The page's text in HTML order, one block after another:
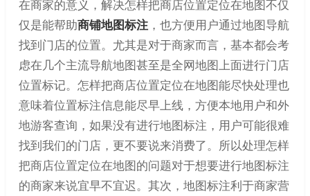
在商家的意义，解决怎样把商店位置定位在地图不仅
仅是能帮助商铺地图标注，也方便用户通过地图导航
找到门店的位置。尤其是对于商家而言，基本都会考
虑在几个主流导航地图甚至是全网地图上面进行门店
位置标记。怎样把商店位置定位在地图能尽快处理也
意味着位置标注信息能尽早上线，方便本地用户和外
地游客查询，如果没有进行地图标注，用户可能很难
找到我们的门店，更不要说来消费了。所以处理怎样
把商店位置定位在地图的问题对于想要进行地图标注
的商家来说宜早不宜迟。其次，地图标注利于商家营